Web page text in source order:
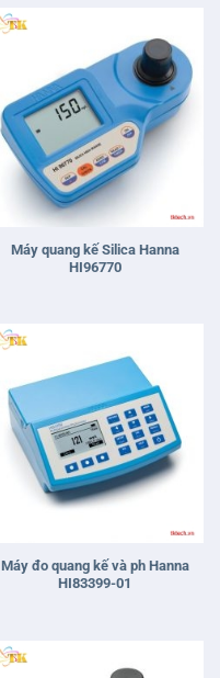
Máy quang kế Silica Hanna
HI96770
Máy đo quang kế và ph Hanna
HI83399-01